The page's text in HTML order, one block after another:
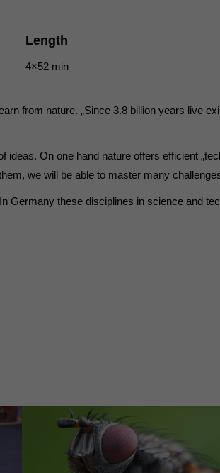
Length
4×52 min
from nature. „Since 3.8 billion years live
ideas. On one hand nature offers efficient
we will be able to master many
Germany these disciplines in science and
Essenziell (1)
Externe Medien (7)